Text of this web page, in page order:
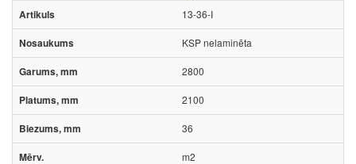
13-36-I
KSP nelaminēta
2800
2100
36
m2